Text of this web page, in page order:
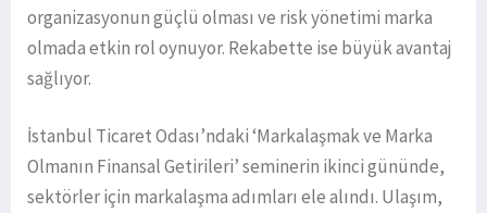
organizasyonun güçlü olması ve risk yönetimi marka
olmada etkin rol oynuyor. Rekabette ise büyük avantaj
sağlıyor.
İstanbul Ticaret Odası’ndaki ‘Markalaşmak ve Marka
Olmanın Finansal Getirileri’ seminerin ikinci gününde,
sektörler için markalaşma adımları ele alındı. Ulaşım,